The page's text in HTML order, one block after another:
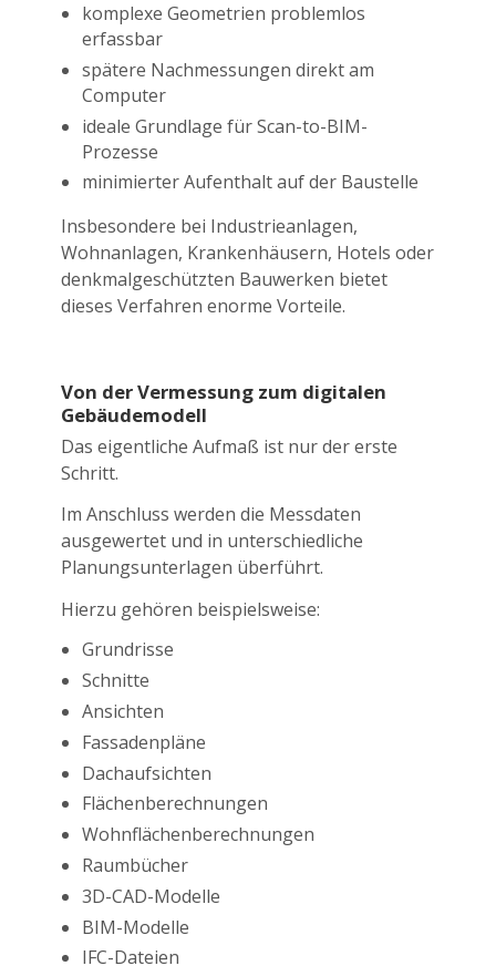
komplexe Geometrien problemlos
erfassbar
spätere Nachmessungen direkt am
Computer
ideale Grundlage für Scan-to-BIM-
Prozesse
minimierter Aufenthalt auf der Baustelle
Insbesondere bei Industrieanlagen,
Wohnanlagen, Krankenhäusern, Hotels oder
denkmalgeschützten Bauwerken bietet
dieses Verfahren enorme Vorteile.
Von der Vermessung zum digitalen
Gebäudemodell
Das eigentliche Aufmaß ist nur der erste
Schritt.
Im Anschluss werden die Messdaten
ausgewertet und in unterschiedliche
Planungsunterlagen überführt.
Hierzu gehören beispielsweise:
Grundrisse
Schnitte
Ansichten
Fassadenpläne
Dachaufsichten
Flächenberechnungen
Wohnflächenberechnungen
Raumbücher
3D-CAD-Modelle
BIM-Modelle
IFC-Dateien